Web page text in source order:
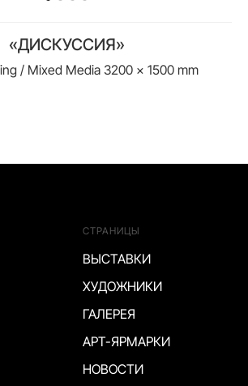
«ДИСКУССИЯ»
/ Mixed Media 3200 × 1500 mm
СТРАНИЦЫ
ВЫСТАВКИ
ХУДОЖНИКИ
ГАЛЕРЕЯ
АРТ-ЯРМАРКИ
НОВОСТИ